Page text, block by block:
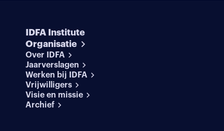
IDFA Institute
Organisatie
Over IDFA
Jaarverslagen
Werken bij IDFA
Vrijwilligers
Visie en missie
Archief